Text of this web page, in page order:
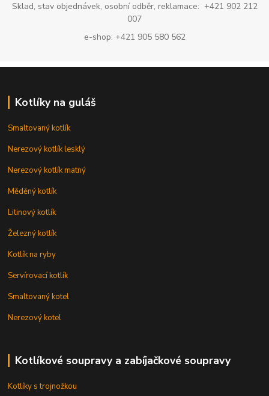
Sklad, stav objednávek, osobní odběr, reklamace: +421 902 212
007
e-shop: +421 905 580 562
Kotlíky na guláš
Smaltovaný kotlík
Nerezový kotlík lesklý
Nerezový kotlík matný
Měděný kotlík
Litinový kotlík
Železný kotlík
Kotlík na ryby
Servírovací kotlík
Smaltovaný kotel
Nerezový kotel
Kotlíkové soupravy a zabíjačkové soupravy
Kotlíky s trojnožkou